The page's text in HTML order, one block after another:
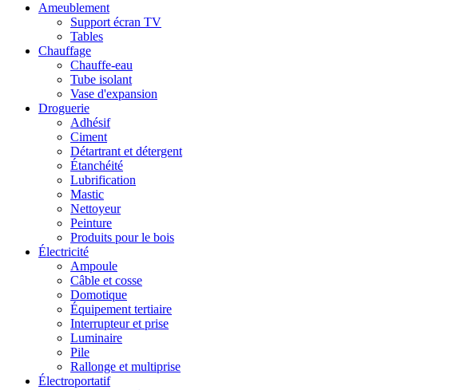
Ameublement
Support écran TV
Tables
Chauffage
Chauffe-eau
Tube isolant
Vase d'expansion
Droguerie
Adhésif
Ciment
Détartrant et détergent
Étanchéité
Lubrification
Mastic
Nettoyeur
Peinture
Produits pour le bois
Électricité
Ampoule
Câble et cosse
Domotique
Équipement tertiaire
Interrupteur et prise
Luminaire
Pile
Rallonge et multiprise
Électroportatif